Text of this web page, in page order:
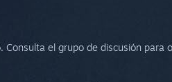
el grupo de discusión